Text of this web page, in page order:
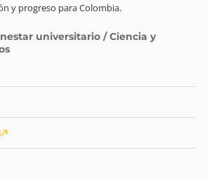
y progreso para Colombia.
universitario / Ciencia y